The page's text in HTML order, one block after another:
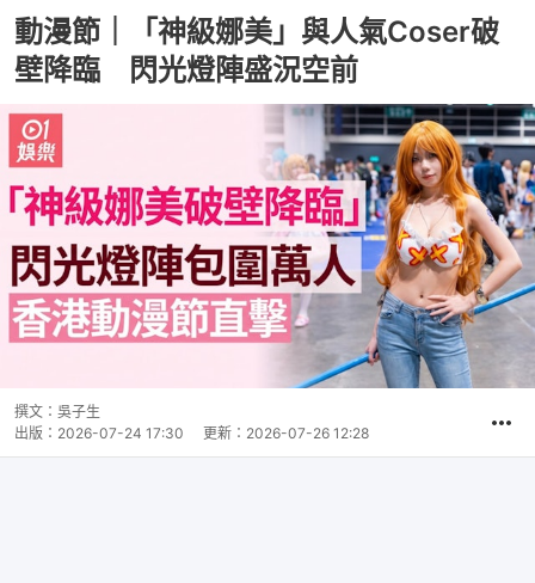
動漫節｜「神級娜美」與人氣Coser破
壁降臨 閃光燈陣盛況空前
撰文： 吳子生
出版： 2026-07-24 17:30 更新： 2026-07-26 12:28